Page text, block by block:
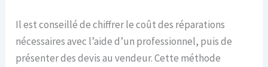
Il est conseillé de chiffrer le coût des réparations
nécessaires avec l’aide d’un professionnel, puis de
présenter des devis au vendeur. Cette méthode